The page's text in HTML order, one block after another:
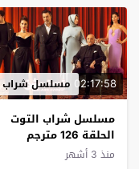
02:17:58 مسلسل شراب
مسلسل شراب التوت
الحلقة 126 مترجم
منذ 3 أشهر